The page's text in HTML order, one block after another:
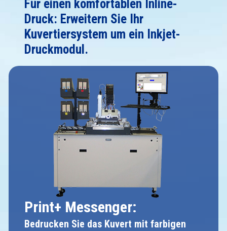
Für einen komfortablen Inline-
Druck: Erweitern Sie Ihr
Kuvertiersystem um ein Inkjet-
Druckmodul.
Print+ Messenger:
Bedrucken Sie das Kuvert mit farbigen